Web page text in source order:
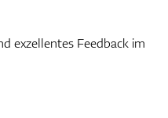
exzellentes Feedback im